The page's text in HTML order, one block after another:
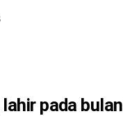
pada bulan